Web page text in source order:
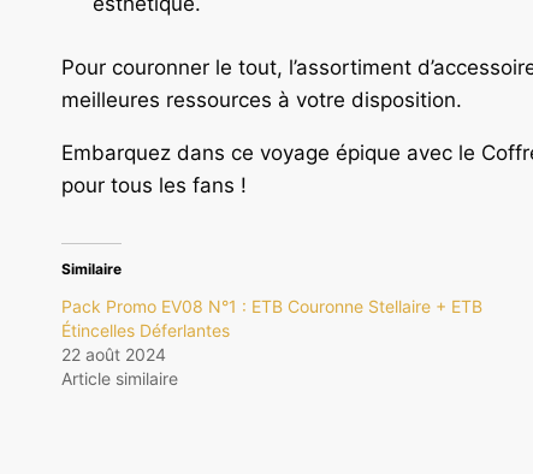
Pour couronner le tout, l’assortiment
meilleures ressources à votre disposition.
Embarquez dans ce voyage épique avec le
pour tous les fans !
Similaire
Pack Promo EV08 N°1 : ETB Couronne Stellaire + ETB
Étincelles Déferlantes
22 août 2024
Article similaire